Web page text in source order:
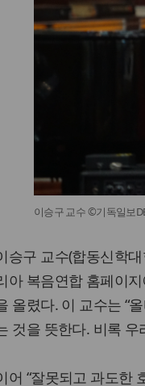
이승구 교수 ©기독일보
승구 교수(합동신학
아 복음연합 홈페이
올렸다. 이 교수는 “
것을 뜻한다. 비록
어 “잘못되고 과도한